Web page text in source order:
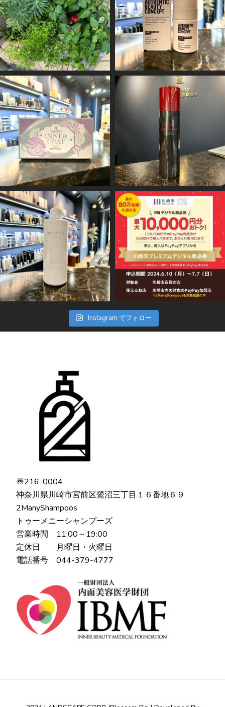
Instagram でフォロー
〠216-0004
神奈川県川崎市宮前区鷺沼三丁目１６番地６９
2ManyShampoos
トゥーメニーシャンプーズ
営業時間 11:00～19:00
定休日 月曜日・火曜日
電話番号 044-379-4777